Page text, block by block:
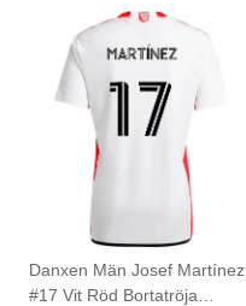
Danxen Män Josef Martínez
#17 Vit Röd Bortatröja